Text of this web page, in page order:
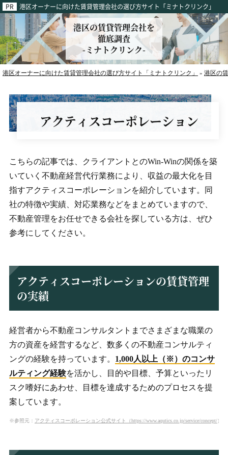
港区オーナーに向けた賃貸管理会社の選び方サイト「ミナトクリンク」
港区の賃貸管理会社を
徹底調査
-ミナトクリンク-
港区オーナーに向けた賃貸管理会社の選び方サイト「ミナトクリンク」 » 港区の
アクティスコーポレーション
こちらの記事では、クライアントとのWin-Winの関係を築
いていく不動産経営代行業務により、収益の最大化を目
指すアクティスコーポレーションを紹介しています。同
社の特徴や実績、対応業務などをまとめていますので、
不動産管理をお任せできる会社を探している方は、ぜひ
参考にしてください。
アクティスコーポレーションの賃貸管理
の実績
経営者から不動産コンサルタントまでさまざまな職業の
方の資産を経営するなど、数多くの不動産コンサルティ
ングの経験を持っています。 1,000人以上（※）のコンサ
ルティング経験を活かし、目的や目標、予算といったリ
スク嗜好にあわせ、目標を達成するためのプロセスを提
案しています。
※参照元： アクティスコーポレーション公式サイト（https://www.aqutics.co.jp/service/concept/）